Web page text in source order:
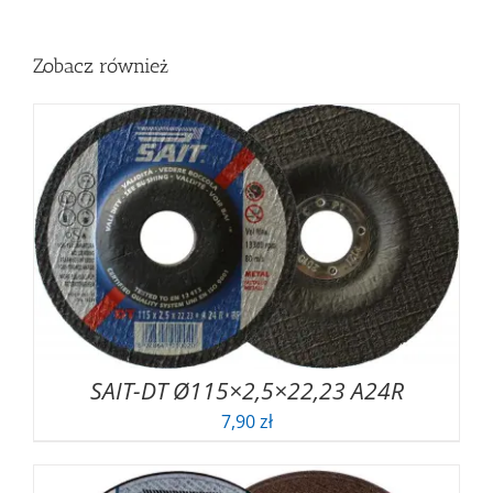
Zobacz również
SAIT-DT Ø115×2,5×22,23 A24R
7,90zł